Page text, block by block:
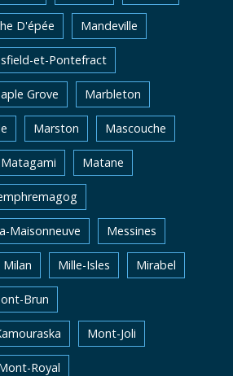
D'épée Mandeville
et-Pontefract
Grove Marbleton
Marston Mascouche
Matagami Matane
Maisonneuve Messines
Milan Mille-Isles Mirabel
Brun
Mont-Joli
Royal